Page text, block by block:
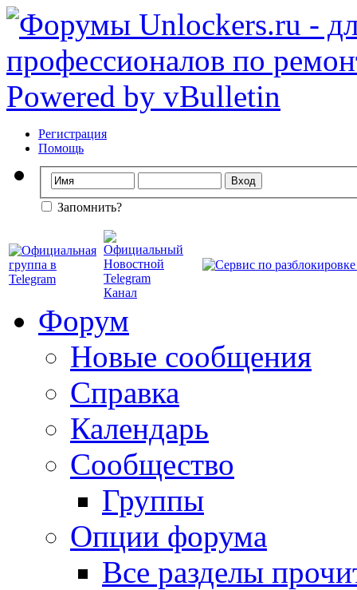
Регистрация
Помощь
Запомнить?
Форум
Новые сообщения
Справка
Календарь
Сообщество
Группы
Опции форума
Все разделы